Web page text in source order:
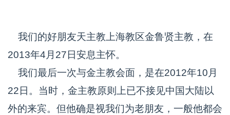
我们的好朋友天主教上海教区金鲁贤主教，在
2013年4月27日安息主怀。
我们最后一次与金主教会面，是在2012年10月
22日。当时，金主教原则上已不接见中国大陆以
外的来宾。但他确是视我们为老朋友，一般他都会